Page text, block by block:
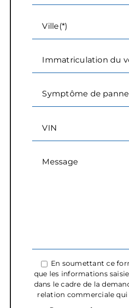
Ville(*)
Immatriculation du
Symptôme de
VIN
Message
En soumettant ce
que les informations
dans le cadre de la
relation commerciale qui